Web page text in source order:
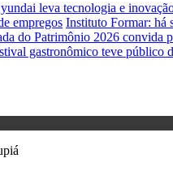
leva tecnologia e
empregos Instituto Formar: há
do Patrimônio 2026 convida
gastronômico teve público